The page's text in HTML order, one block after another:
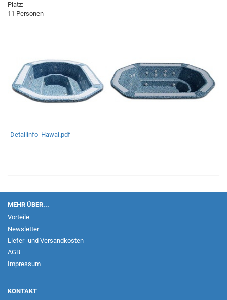
Platz:
11 Personen
Detailinfo_Hawai.pdf
MEHR ÜBER...
Vorteile
Newsletter
Liefer- und Versandkosten
AGB
Impressum
KONTAKT